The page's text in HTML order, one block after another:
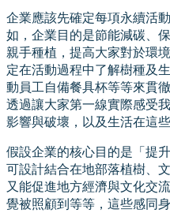
企業應該先確定每項永續活
如，企業目的是節能減碳、
親手種植，提高大家對於環
定在活動過程中了解樹種及
動員工自備餐具杯等等來貫
透過讓大家第一線實際感受
影響與破壞，以及生活在這
假設企業的核心目的是「提
可設計結合在地部落植樹、
又能促進地方經濟與文化交
覺被照顧到等等，這些感同